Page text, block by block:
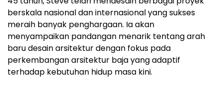
berskala nasional dan internasional yang sukses
meraih banyak penghargaan. Ia akan
menyampaikan pandangan menarik tentang arah
baru desain arsitektur dengan fokus pada
perkembangan arsitektur baja yang adaptif
terhadap kebutuhan hidup masa kini.